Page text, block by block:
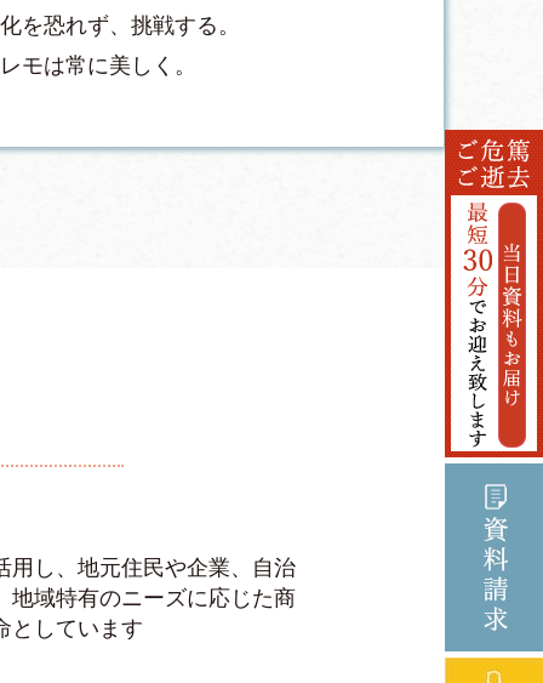
を恐れず、挑戦する。
モは常に美しく。
用し、地元住民や企業、自治
地域特有のニーズに応じた商
としています